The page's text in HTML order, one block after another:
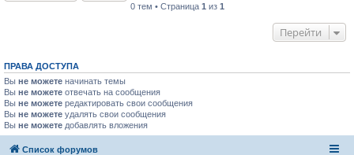
0 тем • Страница 1 из 1
Перейти
ПРАВА ДОСТУПА
Вы не можете начинать темы
Вы не можете отвечать на сообщения
Вы не можете редактировать свои сообщения
Вы не можете удалять свои сообщения
Вы не можете добавлять вложения
Список форумов